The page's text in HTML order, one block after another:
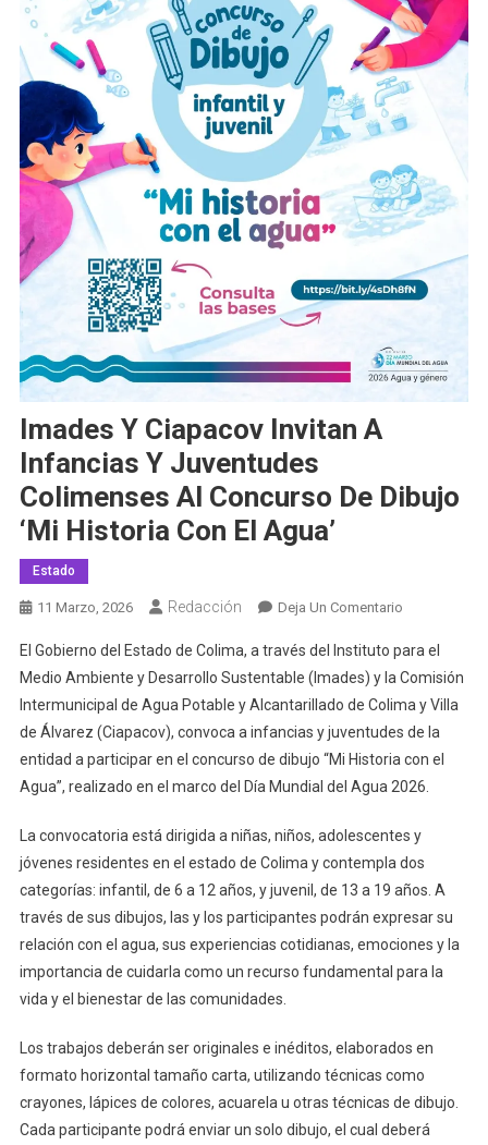
Imades Y Ciapacov Invitan A
Infancias Y Juventudes
Colimenses Al Concurso De Dibujo
‘Mi Historia Con El Agua’
Estado
11 Marzo, 2026 Redacción Deja Un ComentarioEn
Y
Ciapacov
Invitan
A
Infancias
Y
Colimenses
Al
Concurso
Historia
Agua’
El Gobierno del Estado de Colima, a través del Instituto para el
Medio Ambiente y Desarrollo Sustentable (Imades) y la Comisión
Intermunicipal de Agua Potable y Alcantarillado de Colima y Villa
de Álvarez (Ciapacov), convoca a infancias y juventudes de la
entidad a participar en el concurso de dibujo “Mi Historia con el
Agua”, realizado en el marco del Día Mundial del Agua 2026.
La convocatoria está dirigida a niñas, niños, adolescentes y
jóvenes residentes en el estado de Colima y contempla dos
categorías: infantil, de 6 a 12 años, y juvenil, de 13 a 19 años. A
través de sus dibujos, las y los participantes podrán expresar su
relación con el agua, sus experiencias cotidianas, emociones y la
importancia de cuidarla como un recurso fundamental para la
vida y el bienestar de las comunidades.
Los trabajos deberán ser originales e inéditos, elaborados en
formato horizontal tamaño carta, utilizando técnicas como
crayones, lápices de colores, acuarela u otras técnicas de dibujo.
Cada participante podrá enviar un solo dibujo, el cual deberá